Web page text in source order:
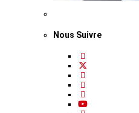
Nous Suivre